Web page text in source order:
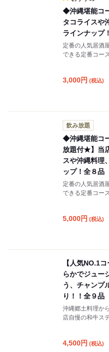
◆沖縄堪能コ
タコライスや
ラインナップ
定番の人気居酒
3,000円 (税込)
飲み放題
◆沖縄堪能コ
放題付★】当
スや沖縄料理
ップ！全８品
定番の人気居酒
できる定番コー
5,000円 (税込)
【人気NO.1
らかでジュー
う、チャンプ
り！！全９品
沖縄郷土料理か
店自慢の和牛ス
4,500円 (税込)